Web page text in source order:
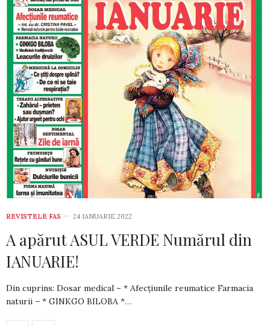
REVISTELE FAS 24 IANUARIE 2022
A apărut ASUL VERDE Numărul din
IANUARIE!
Din cuprins: Dosar medical – * Afecțiunile reumatice Farmacia
naturii – * GINKGO BILOBA *…